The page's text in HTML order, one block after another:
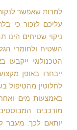
למרות שאפשר
עליכם לזכור כי
ניקוי שטיחים
השטיח ולחומרי
הטכנולוגי
ייבחרו באופן
לחלוטין מהטיפול
באמצעות מים
מורכבים
יותאם לכך. מעבר